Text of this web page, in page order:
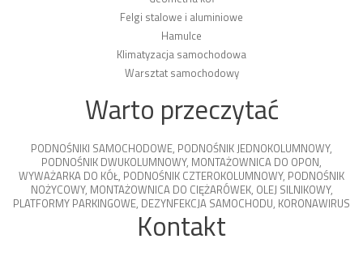
Felgi stalowe i aluminiowe
Hamulce
Klimatyzacja samochodowa
Warsztat samochodowy
Warto przeczytać
PODNOŚNIKI SAMOCHODOWE, PODNOŚNIK JEDNOKOLUMNOWY,
PODNOŚNIK DWUKOLUMNOWY, MONTAŻOWNICA DO OPON,
WYWAŻARKA DO KÓŁ, PODNOŚNIK CZTEROKOLUMNOWY, PODNOŚNIK
NOŻYCOWY, MONTAŻOWNICA DO CIĘŻARÓWEK, OLEJ SILNIKOWY,
PLATFORMY PARKINGOWE, DEZYNFEKCJA SAMOCHODU, KORONAWIRUS
Kontakt